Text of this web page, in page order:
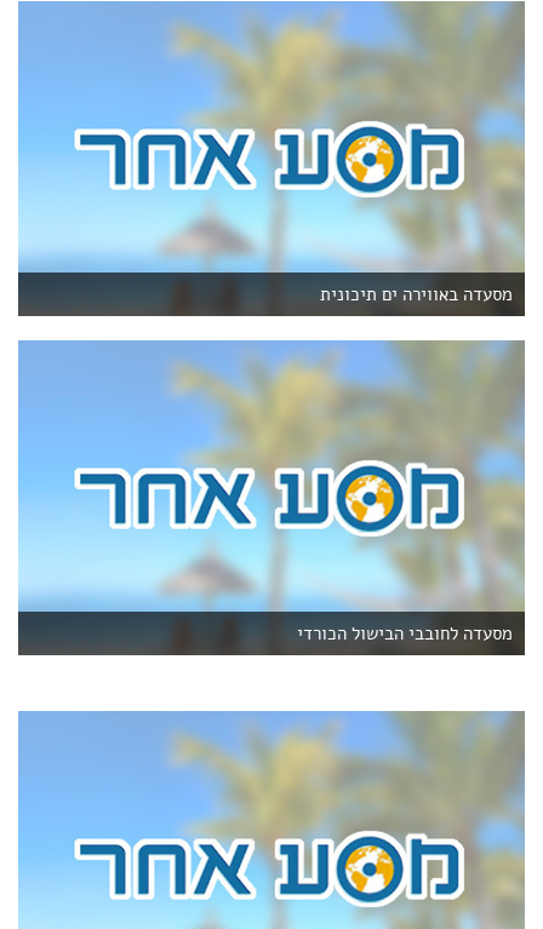
מסעדה באווירה ים תיכונית
מסעדה לחובבי הבישול הכורדי